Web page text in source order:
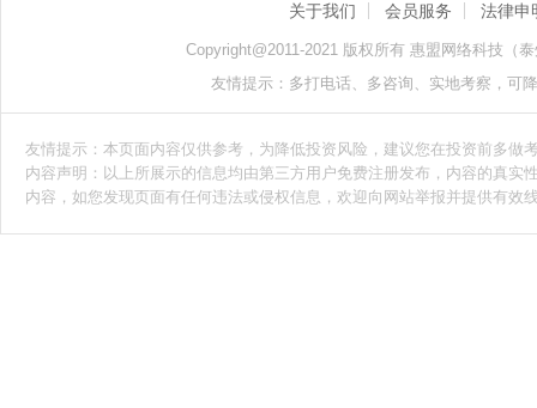
关于我们 会员服务 法律申
Copyright@2011-2021 版权所有 惠盟网络科技（
友情提示：多打电话、多咨询、实地考察，可
友情提示：本页面内容仅供参考，为降低投资风险，建议您在投资前多
内容声明：以上所展示的信息均由第三方用户免费注册发布，内容的真
内容，如您发现页面有任何违法或侵权信息，欢迎向网站举报并提供有效